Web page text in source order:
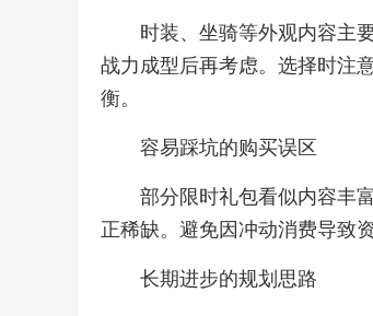
时装、坐骑等外观内容主
战力成型后再考虑。选择时注
衡。
容易踩坑的购买误区
部分限时礼包看似内容丰
正稀缺。避免因冲动消费导致
长期进步的规划思路